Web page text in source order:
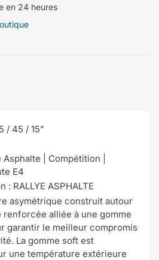
en 24 heures
/ 45 / 15"
Asphalte | Compétition |
E4
RALLYE ASPHALTE
asymétrique construit autour
alliée à une gomme
garantir le meilleur compromis
La gomme soft est
une température extérieure